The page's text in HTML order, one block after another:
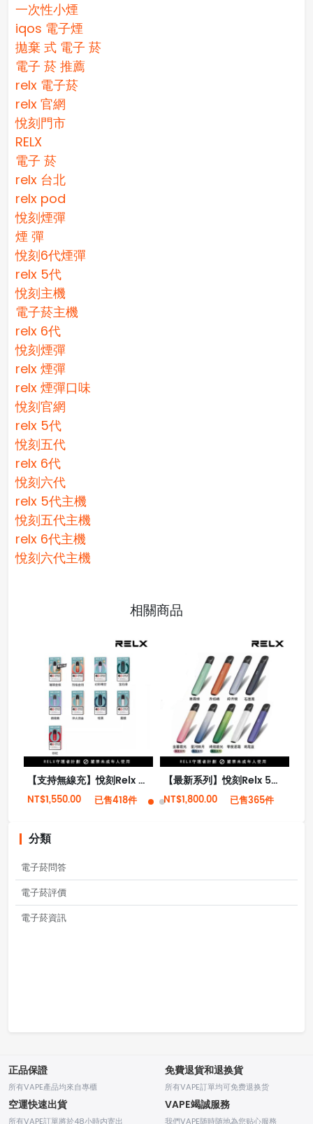
一次性小煙
iqos 電子煙​
拋棄 式 電子 菸​
電子 菸 推薦
relx 電子菸
relx 官網
悅刻門市
RELX
電子 菸
relx 台北
relx pod
悅刻煙彈
煙 彈
悅刻6代煙彈
relx 5代
悅刻主機
電子菸主機
relx 6代
悅刻煙彈
relx 煙彈
relx 煙彈口味
悅刻官網
relx 5代
悅刻五代
relx 6代
悅刻六代
relx 5代主機
悅刻五代主機
relx 6代主機
悅刻六代主機
相關商品
【支持無線充】悅刻Relx 4代無限霧化電子煙
NT$1,550.00 已售418件
【最新系列】悅刻Relx 5幻影霧化電子煙單桿 潮汐電量顯示
NT$1,800.00 已售365件
分類
電子菸問答
電子菸評價
電子菸資訊
正品保證
所有VAPE產品均來自專櫃
免費退貨和退换貨
所有VAPE訂單均可免费退换货
空運快速出貨
所有VAPE訂單將於48小時内寄出
VAPE竭誠服務
我們VAPE随時随地為您贴心服務